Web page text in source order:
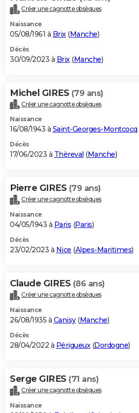
Créer une cagnotte obsèques
Naissance
05/08/1961 à Brix (Manche)
Décès
30/09/2023 à Brix (Manche)
Michel GIRES (79 ans)
Créer une cagnotte obsèques
Naissance
16/08/1943 à Saint-Georges-Montcocq
Décès
17/06/2023 à Thèreval (Manche)
Pierre GIRES (79 ans)
Créer une cagnotte obsèques
Naissance
04/05/1943 à Paris (Paris)
Décès
23/02/2023 à Nice (Alpes-Maritimes)
Claude GIRES (86 ans)
Créer une cagnotte obsèques
Naissance
26/08/1935 à Canisy(Manche)
Décès
28/04/2022 à Périgueux(Dordogne)
Serge GIRES (71 ans)
Créer une cagnotte obsèques
Naissance